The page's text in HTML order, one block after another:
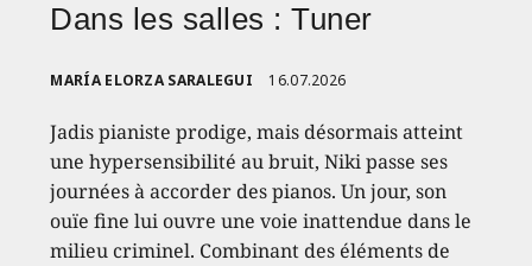
Dans les salles : Tuner
MARÍA ELORZA SARALEGUI 16.07.2026
Jadis pianiste prodige, mais désormais atteint
une hypersensibilité au bruit, Niki passe ses
journées à accorder des pianos. Un jour, son
ouïe fine lui ouvre une voie inattendue dans le
milieu criminel. Combinant des éléments de